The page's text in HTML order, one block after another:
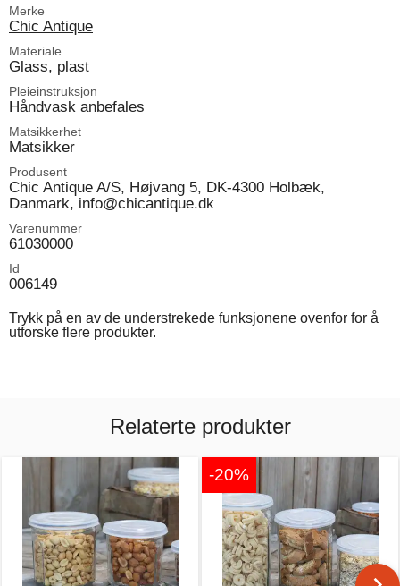
Merke
Chic Antique
Materiale
Glass, plast
Pleieinstruksjon
Håndvask anbefales
Matsikkerhet
Matsikker
Produsent
Chic Antique A/S, Højvang 5, DK-4300 Holbæk,
Danmark, info@chicantique.dk
Varenummer
61030000
Id
006149
Trykk på en av de understrekede funksjonene ovenfor for å
utforske flere produkter.
Relaterte produkter
-20%